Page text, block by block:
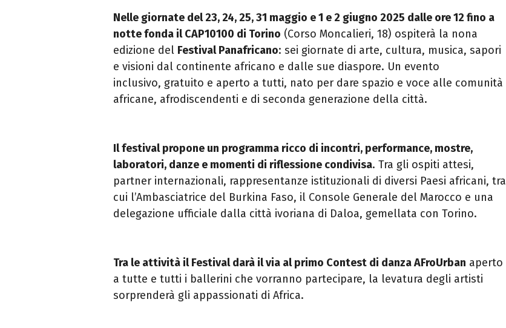
Nelle giornate del 23, 24, 25, 31 maggio e 1 e 2 giugno 2025 dalle ore 12 fino a
notte fonda il CAP10100 di Torino (Corso Moncalieri, 18) ospiterà la nona
edizione del Festival Panafricano: sei giornate di arte, cultura, musica, sapori
e visioni dal continente africano e dalle sue diaspore. Un evento
inclusivo, gratuito e aperto a tutti, nato per dare spazio e voce alle comunità
africane, afrodiscendenti e di seconda generazione della città.
Il festival propone un programma ricco di incontri, performance, mostre,
laboratori, danze e momenti di riflessione condivisa. Tra gli ospiti attesi,
partner internazionali, rappresentanze istituzionali di diversi Paesi africani, tra
cui l’Ambasciatrice del Burkina Faso, il Console Generale del Marocco e una
delegazione ufficiale dalla città ivoriana di Daloa, gemellata con Torino.
Tra le attività il Festival darà il via al primo Contest di danza AFroUrban aperto
a tutte e tutti i ballerini che vorranno partecipare, la levatura degli artisti
sorprenderà gli appassionati di Africa.